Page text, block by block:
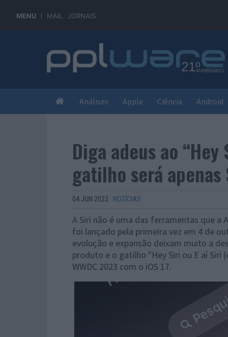
MENU MAIL JORNAIS
Análises Apple Ciência Android
Diga adeus ao
gatilho será apenas
04 JUN 2023 · NOTÍCIAS
A Siri não é uma das ferramentas que a
foi lançado pela primeira vez em 4 de
evolução e expansão deixam muito a
produto e o gatilho "Hey Siri ou E aí
WWDC 2023 com o iOS 17.